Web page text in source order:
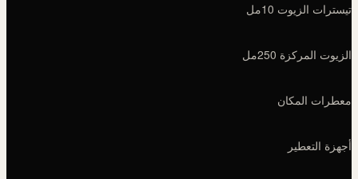
تيسترات الزيوت 10مل
الزيوت المركزة 250مل
معطرات المكان
أجهزة التعطير